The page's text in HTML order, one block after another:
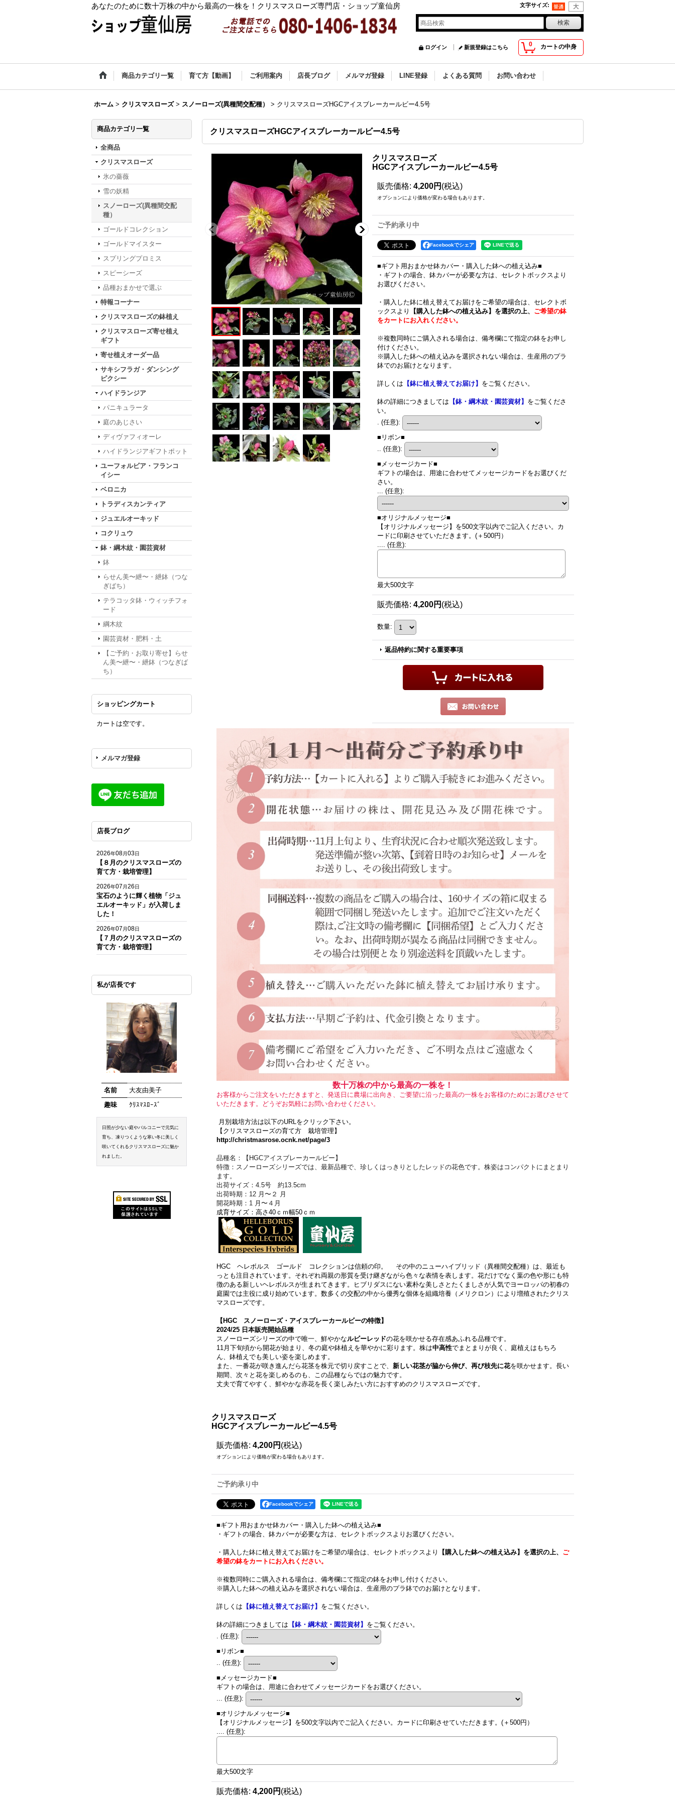
あなたのために数十万株の中から最高の一株を！クリスマスローズ専門店・ショップ童仙房 文字サイズ:
0 カートの中身
ログイン 新規登録はこちら
商品カテゴリ一覧 育て方【動画】 ご利用案内 店長ブログ メルマガ登録 LINE登録 よくある質問 お問い合わせ
ホーム > クリスマスローズ > スノーローズ(異種間交配種） > クリスマスローズHGCアイスブレーカールビー4.5号
商品カテゴリ一覧
全商品
クリスマスローズ
氷の薔薇
雪の妖精
スノーローズ(異種間交配
種）
ゴールドコレクション
ゴールドマイスター
スプリングプロミス
スピーシーズ
品種おまかせで選ぶ
特報コーナー
クリスマスローズの鉢植え
クリスマスローズ寄せ植え
ギフト
寄せ植えオーダー品
サキシフラガ・ダンシング
ピクシー
ハイドランジア
パニキュラータ
庭のあじさい
ディヴァフィオーレ
ハイドランジアギフトポット
ユーフォルビア・フランコ
イシー
ベロニカ
トラディスカンティア
ジュエルオーキッド
コクリュウ
鉢・綱木紋・園芸資材
鉢
らせん美〜紲〜・紲鉢（つな
ぎばち）
テラコッタ鉢・ウィッチフォ
ード
綱木紋
園芸資材・肥料・土
【ご予約・お取り寄せ】らせ
ん美〜紲〜・紲鉢（つなぎば
ち）
ショッピングカート
カートは空です。
メルマガ登録
店長ブログ
2026年08月03日
【８月のクリスマスローズの
育て方・栽培管理】
2026年07 月26日
宝石のように輝く植物「ジュ
エルオーキッド」が入荷しま
した！
2026年07 月08日
【７月のクリスマスローズの
育て方・栽培管理】
私が店長です
名前
大友由美子
趣味
ｸﾘｽﾏｽﾛｰｽﾞ
日照が少ない庭やバルコニーで元気に
育ち、凍りつくような寒い冬に美しく
咲いてくれるクリスマスローズに魅か
れました。
クリスマスローズHGCアイスブレーカールビー4.5号
クリスマスローズ
HGCアイスブレーカールビー4.5号
販売価格: 4,200円 (税込)
オプションにより価格が変わる場合もあります。
ご予約承り中
Facebookでシェア
■ギフト用おまかせ鉢カバー・購入した鉢への植え込み■
・ギフトの場合、鉢カバーが必要な方は、セレクトボックスより
お選びください。
・購入した鉢に植え替えてお届けをご希望の場合は、セレクトボ
ックスより
【購入した鉢への植え込み】を選択の上、 ご希望の鉢
をカートにお入れください。
※複数同時にご購入される場合は、備考欄にて指定の鉢をお申し
付けください。
※購入した鉢への植え込みを選択されない場合は、生産用のプラ
鉢でのお届けとなります。
詳しくは 【鉢に植え替えてお届け】 をご覧ください。
鉢の詳細につきましては 【鉢・綱木紋・園芸資材】 をご覧くださ
い。
. (任意):
■リボン■
.. (任意):
■メッセージカード■
ギフトの場合は、用途に合わせてメッセージカードをお選びくだ
さい。
... (任意):
■オリジナルメッセージ■
【オリジナルメッセージ】を500文字以内でご記入ください。カ
ードに印刷させていただきます。(＋500円）
.... (任意):
最大500文字
販売価格: 4,200円 (税込)
数量:
返品特約に関する重要事項
数十万株の中から最高の一株を！
お客様からご注文をいただきますと、発送日に農場に出向き、ご要望に沿った最高の一株をお客様のためにお選びさせて
いただきます。どうぞお気軽にお問い合わせください。
月別栽培方法は以下のURLをクリック下さい。
【 クリスマスローズの育て方 栽培管理】
http://christmasrose.ocnk.net/page/3
品種名：【HGCアイスブレーカールビー】
特徴：スノーローズシリーズでは、最新品種で、珍しくはっきりとしたレッドの花色です。株姿はコンパクトにまとまり
ます。
出荷サイズ：4.5号 約13.5cm
出荷時期：12 月〜２ 月
開花時期：1 月〜４月
成育サイズ：高さ40ｃｍ幅50ｃｍ
HGC ヘレボルス ゴールド コレクションは信頼の印。 その中のニューハイブリッド（異種間交配種）は、最近も
っとも注目されています。それぞれ両親の形質を受け継ぎながら色々な表情を表します。花だけでなく葉の色や形にも特
徴のある新しいヘレボルスが生まれてきます。ヒブリダスにない素朴な美しさとたくましさが人気でヨーロッパの初春の
庭園では主役に成り始めています。数多くの交配の中から優秀な個体を組織培養（メリクロン）により増殖されたクリス
マスローズです。
【HGC スノーローズ・アイスブレーカールビーの特徴】
2024/25 日本販売開始品種
スノーローズシリーズの中で唯一、鮮やかなルビーレッドの花を咲かせる存在感あふれる品種です。
11月下旬頃から開花が始まり、冬の庭や鉢植えを華やかに彩ります。株は中高性でまとまりが良く、庭植えはもちろ
ん、鉢植えでも美しい姿を楽しめます。
また、一番花が咲き進んだら花茎を株元で切り戻すことで、 新しい花茎が脇から伸び、再び枝先に花を咲かせます。長い
期間、次々と花を楽しめるのも、この品種ならではの魅力です。
丈夫で育てやすく、鮮やかな赤花を長く楽しみたい方におすすめのクリスマスローズです。
クリスマスローズ
HGCアイスブレーカールビー4.5号
販売価格: 4,200円 (税込)
オプションにより価格が変わる場合もあります。
ご予約承り中
Facebookでシェア
■ギフト用おまかせ鉢カバー・購入した鉢への植え込み■
・ギフトの場合、鉢カバーが必要な方は、セレクトボックスよりお選びください。
・購入した鉢に植え替えてお届けをご希望の場合は、セレクトボックスより 【購入した鉢への植え込み】を選択の上、 ご
希望の鉢をカートにお入れください。
※複数同時にご購入される場合は、備考欄にて指定の鉢をお申し付けください。
※購入した鉢への植え込みを選択されない場合は、生産用のプラ鉢でのお届けとなります。
詳しくは 【鉢に植え替えてお届け】 をご覧ください。
鉢の詳細につきましては 【鉢・綱木紋・園芸資材】 をご覧ください。
. (任意):
■リボン■
.. (任意):
■メッセージカード■
ギフトの場合は、用途に合わせてメッセージカードをお選びください。
... (任意):
■オリジナルメッセージ■
【オリジナルメッセージ】を500文字以内でご記入ください。カードに印刷させていただきます。(＋500円）
.... (任意):
最大500文字
販売価格: 4,200円 (税込)